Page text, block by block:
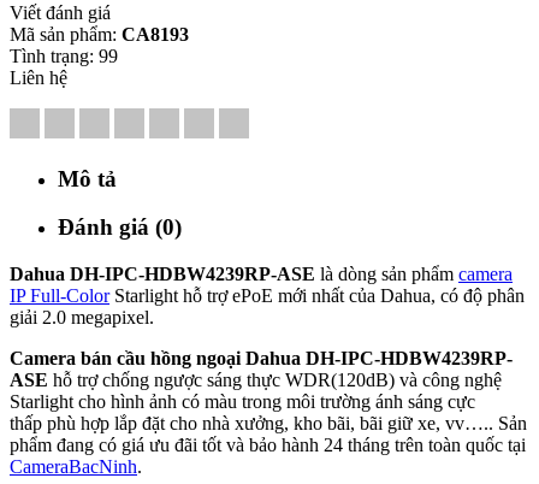
Viết đánh giá
Mã sản phẩm: CA8193
Tình trạng: 99
Liên hệ
Mô tả
Đánh giá (0)
Dahua DH-IPC-HDBW4239RP-ASE là dòng sản phẩm camera
IP Full-ColorStarlight hỗ trợ ePoE mới nhất của Dahua, có độ phân
giải 2.0 megapixel.
Camera bán cầu hồng ngoại Dahua DH-IPC-HDBW4239RP-
ASE hỗ trợ chống ngược sáng thực WDR(120dB) và công nghệ
Starlight cho hình ảnh có màu trong môi trường ánh sáng cực
thấp phù hợp lắp đặt cho nhà xưởng, kho bãi, bãi giữ xe, vv….. Sản
phẩm đang có giá ưu đãi tốt và bảo hành 24 tháng trên toàn quốc tại
CameraBacNinh.